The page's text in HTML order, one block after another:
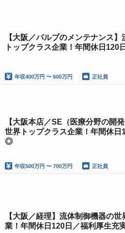
【大阪／バルブのメンテナンス
トップクラス企業！年間休日
年収400万円 〜 600万円 正社員
【大阪本店／SE（医療分野の開
世界トップクラス企業！年間休日
◎
年収500万円 〜 700万円 正社員
【大阪／経理】流体制御機器の
業！年間休日120日／福利厚生充